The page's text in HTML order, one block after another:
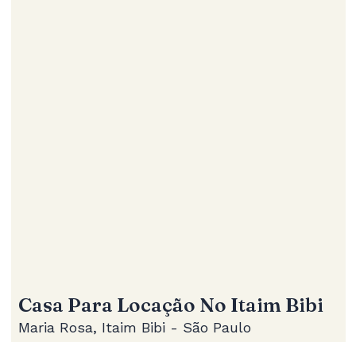
Casa Para Locação No Itaim Bibi
Maria Rosa, Itaim Bibi - São Paulo